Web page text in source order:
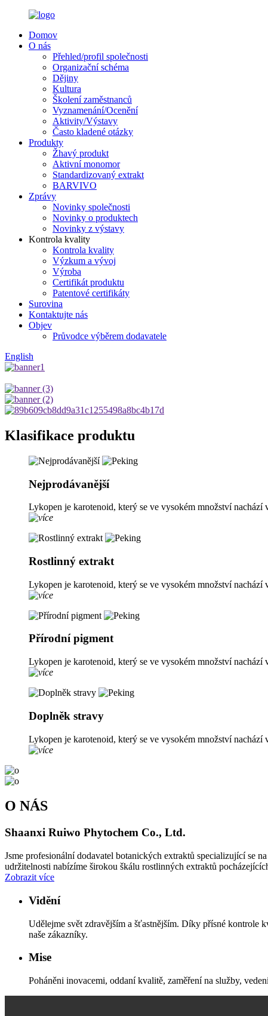
Domov
O nás
Přehled/profil společnosti
Organizační schéma
Dějiny
Kultura
Školení zaměstnanců
Vyznamenání/Ocenění
Aktivity/Výstavy
Často kladené otázky
Produkty
Žhavý produkt
Aktivní monomor
Standardizovaný extrakt
BARVIVO
Zprávy
Novinky společnosti
Novinky o produktech
Novinky z výstavy
Kontrola kvality
Kontrola kvality
Výzkum a vývoj
Výroba
Certifikát produktu
Patentové certifikáty
Surovina
Kontaktujte nás
Objev
Průvodce výběrem dodavatele
English
Klasifikace produktu
Nejprodávanější
Lykopen je karotenoid, který se ve vysokém množství nachází
Rostlinný extrakt
Lykopen je karotenoid, který se ve vysokém množství nachází
Přírodní pigment
Lykopen je karotenoid, který se ve vysokém množství nachází
Doplněk stravy
Lykopen je karotenoid, který se ve vysokém množství nachází
O NÁS
Shaanxi Ruiwo Phytochem Co., Ltd.
Jsme profesionální dodavatel botanických extraktů specializující se
udržitelnosti nabízíme širokou škálu rostlinných extraktů
Zobrazit více
Vidění
Udělejme svět zdravějším a šťastnějším. Díky přísné kontrole
naše zákazníky.
Mise
Poháněni inovacemi, oddaní kvalitě, zaměření na služby,